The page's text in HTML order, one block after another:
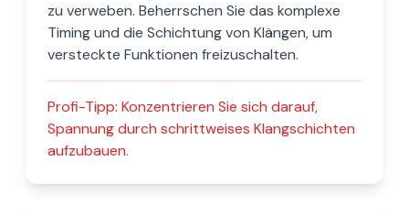
zu verweben. Beherrschen Sie das komplexe
Timing und die Schichtung von Klängen, um
versteckte Funktionen freizuschalten.
Profi-Tipp: Konzentrieren Sie sich darauf,
Spannung durch schrittweises Klangschichten
aufzubauen.